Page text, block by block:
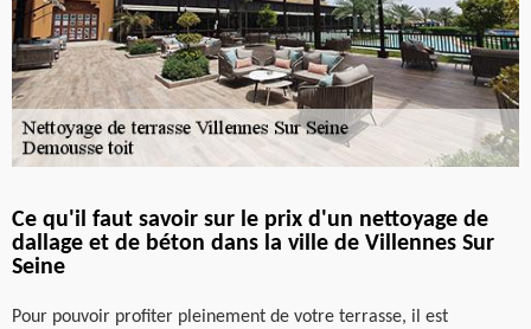
Ce qu'il faut savoir sur le prix d'un nettoyage de
dallage et de béton dans la ville de Villennes Sur
Seine
Pour pouvoir profiter pleinement de votre terrasse, il est